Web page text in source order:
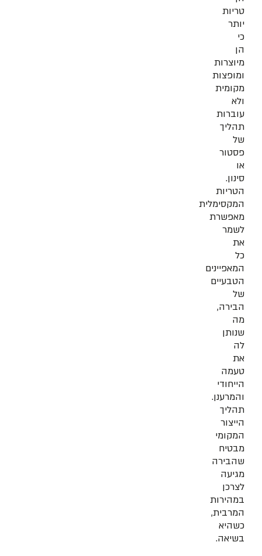
טריות
יותר
כי
הן
מיוצרות
ומופצות
מקומית
ולא
עוברות
תהליך
של
פסטור
או
סינון.
הטריות
המקסימלית
מאפשרת
לשמר
את
כל
המאפיינים
הטבעיים
של
הבירה,
מה
שנותן
לה
את
טעמה
הייחודי
והמרענן.
תהליך
הייצור
המקומי
מבטיח
שהבירה
מגיעה
לצרכן
במהירות
המרבית,
כשהיא
בשיאה.